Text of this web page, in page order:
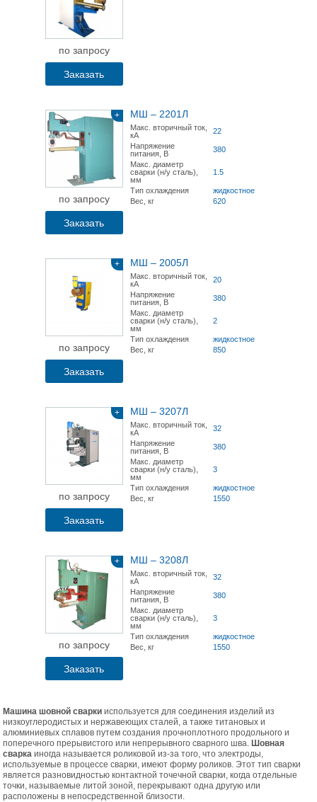
по запросу
Заказать
+
по запросу
Заказать
МШ – 2201Л
Макс. вторичный ток,
кА
22
Напряжение
питания, В
380
Макс. диаметр
сварки (н/у сталь),
мм
1.5
Тип охлаждения
жидкостное
Вес, кг
620
+
по запросу
Заказать
МШ – 2005Л
Макс. вторичный ток,
кА
20
Напряжение
питания, В
380
Макс. диаметр
сварки (н/у сталь),
мм
2
Тип охлаждения
жидкостное
Вес, кг
850
+
по запросу
Заказать
МШ – 3207Л
Макс. вторичный ток,
кА
32
Напряжение
питания, В
380
Макс. диаметр
сварки (н/у сталь),
мм
3
Тип охлаждения
жидкостное
Вес, кг
1550
+
по запросу
Заказать
МШ – 3208Л
Макс. вторичный ток,
кА
32
Напряжение
питания, В
380
Макс. диаметр
сварки (н/у сталь),
мм
3
Тип охлаждения
жидкостное
Вес, кг
1550
Машина шовной сварки используется для соединения изделий из
низкоуглеродистых и нержавеющих сталей, а также титановых и
алюминиевых сплавов путем создания прочноплотного продольного и
поперечного прерывистого или непрерывного сварного шва. Шовная
сварка иногда называется роликовой из-за того, что электроды,
используемые в процессе сварки, имеют форму роликов. Этот тип сварки
является разновидностью контактной точечной сварки, когда отдельные
точки, называемые литой зоной, перекрывают одна другую или
расположены в непосредственной близости.